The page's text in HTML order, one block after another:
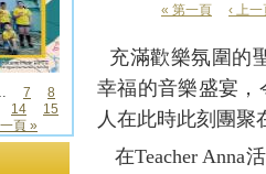
7
8
14
15
頁 »
頁面
« 第一頁 ‹ 上一
充滿歡樂氛圍的
幸福的音樂盛宴
人在此時此刻團
在Teacher Anna